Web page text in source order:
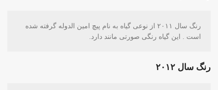
رنگ سال ۲۰۱۱ از نوعی گیاه به نام پیچ امین الدوله گرفته شده
است . این گیاه رنگی صورتی مانند دارد.
رنگ سال ۲۰۱۲